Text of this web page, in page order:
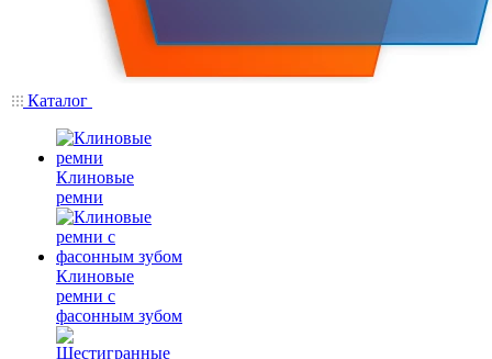
Каталог
Клиновые
ремни
Клиновые
ремни с
фасонным зубом